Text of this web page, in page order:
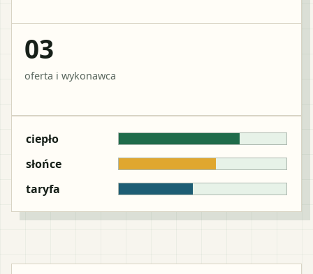
03
oferta i wykonawca
ciepło
słońce
taryfa